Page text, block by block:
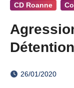
CD Roanne
26/01/2020